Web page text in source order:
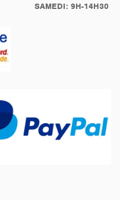
SAMEDI: 9H-14H30